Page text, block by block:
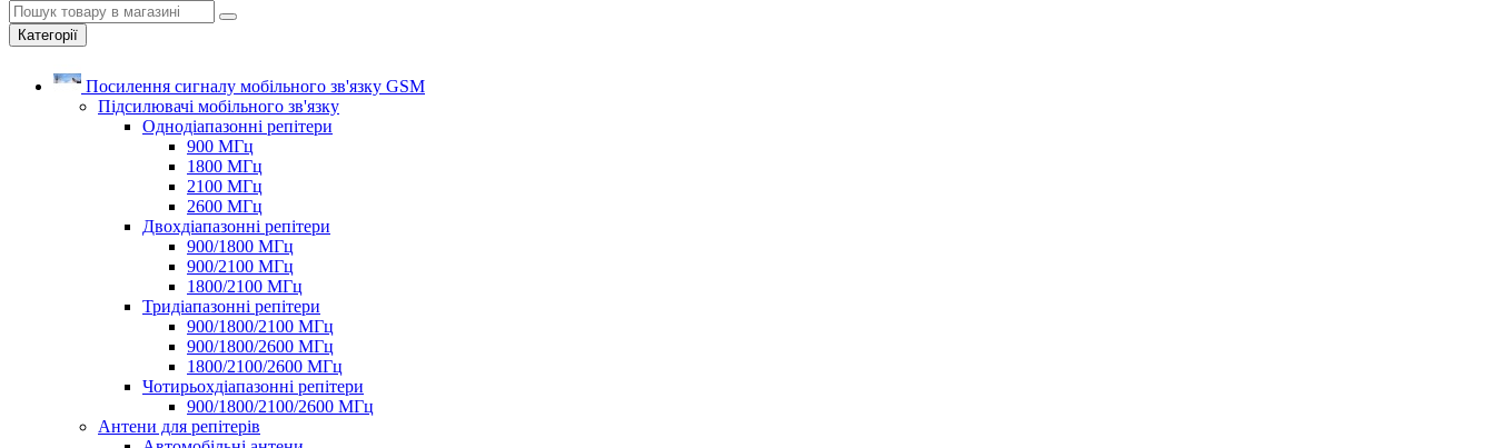
Категорії
Посилення сигналу мобільного зв'язку GSM
Підсилювачі мобільного зв'язку
Однодіапазонні репітери
900 МГц
1800 МГц
2100 МГц
2600 МГц
Двохдіапазонні репітери
900/1800 МГц
900/2100 МГц
1800/2100 МГц
Тридіапазонні репітери
900/1800/2100 МГц
900/1800/2600 МГц
1800/2100/2600 МГц
Чотирьохдіапазонні репітери
900/1800/2100/2600 МГц
Антени для репітерів